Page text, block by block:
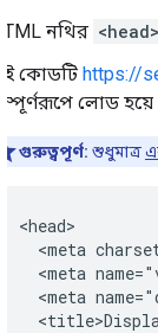
HTML নথির <head>
এই কোডটি https://
সম্পূর্ণরূপে লোড হয়ে
গুরুত্বপূর্ণ: শুধুমাত্র
<head>
<meta
<meta
<meta